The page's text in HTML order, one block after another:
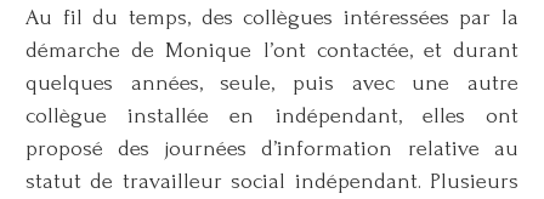
Au fil du temps, des collègues intéressées par la
démarche de Monique l’ont contactée, et durant
quelques années, seule, puis avec une autre
collègue installée en indépendant, elles ont
proposé des journées d’information relative au
statut de travailleur social indépendant. Plusieurs